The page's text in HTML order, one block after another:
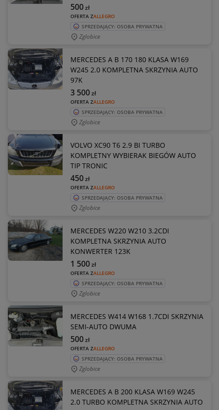
OFERTA ZALLEGRO
500zł
SPRZEDAJĄCY: OSOBA PRYWATNA
Zglobice
MERCEDES A B 170 180 KLASA W169
W245 2.0 KOMPLETNA SKRZYNIA AUTO
97K
OFERTA ZALLEGRO
3 500zł
SPRZEDAJĄCY: OSOBA PRYWATNA
Zglobice
VOLVO XC90 T6 2.9 BI TURBO
KOMPLETNY WYBIERAK BIEGÓW AUTO
TIP TRONIC
OFERTA ZALLEGRO
450zł
SPRZEDAJĄCY: OSOBA PRYWATNA
Zglobice
MERCEDES W220 W210 3.2CDI
KOMPLETNA SKRZYNIA AUTO
KONWERTER 123K
OFERTA ZALLEGRO
1 500zł
SPRZEDAJĄCY: OSOBA PRYWATNA
Zglobice
MERCEDES W414 W168 1.7CDI SKRZYNIA
SEMI-AUTO DWUMA
OFERTA ZALLEGRO
500zł
SPRZEDAJĄCY: OSOBA PRYWATNA
Zglobice
MERCEDES A B 200 KLASA W169 W245
2.0 TURBO KOMPLETNA SKRZYNIA AUTO